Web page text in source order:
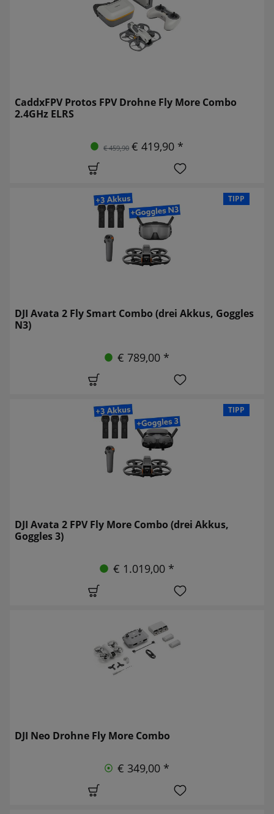
CaddxFPV Protos FPV Drohne Fly More Combo
2.4GHz ELRS
€ 459,90 € 419,90 *
TIPP
DJI Avata 2 Fly Smart Combo (drei Akkus, Goggles
N3)
€ 789,00 *
TIPP
DJI Avata 2 FPV Fly More Combo (drei Akkus,
Goggles 3)
€ 1.019,00 *
DJI Neo Drohne Fly More Combo
€ 349,00 *